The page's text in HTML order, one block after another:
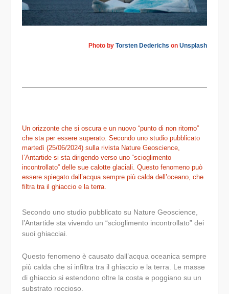
Photo byTorsten Dederichs onUnsplash
Un orizzonte che si oscura e un nuovo “punto di non ritorno”
che sta per essere superato. Secondo uno studio pubblicato
martedì (25/06/2024) sulla rivista Nature Geoscience,
l’Antartide si sta dirigendo verso uno “scioglimento
incontrollato” delle sue calotte glaciali. Questo fenomeno può
essere spiegato dall’acqua sempre più calda dell’oceano, che
filtra tra il ghiaccio e la terra.
Secondo uno studio pubblicato su Nature Geoscience,
l’Antartide sta vivendo un “scioglimento incontrollato” dei
suoi ghiacciai.
Questo fenomeno è causato dall’acqua oceanica sempre
più calda che si infiltra tra il ghiaccio e la terra. Le masse
di ghiaccio si estendono oltre la costa e poggiano su un
substrato roccioso.